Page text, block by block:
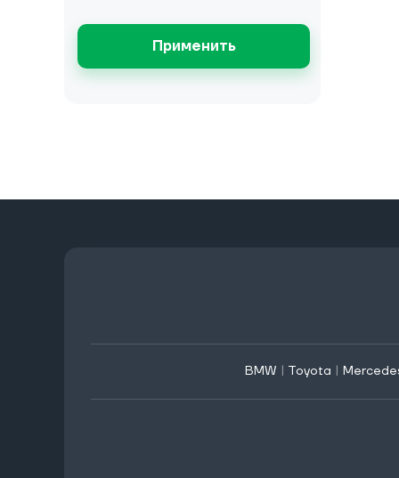
Применить
BMW | Toyota |